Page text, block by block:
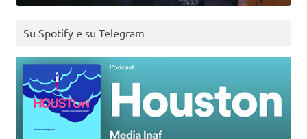
Su Spotify e su Telegram